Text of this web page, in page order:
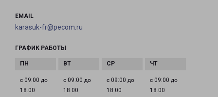
EMAIL
karasuk-fr@pecom.ru
ГРАФИК РАБОТЫ
с 09:00 до
18:00
с 09:00 до
18:00
с 09:00 до
18:00
с 09:00 до
18:00